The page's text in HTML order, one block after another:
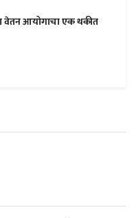
वेतन आयोगाचा एक थकीत